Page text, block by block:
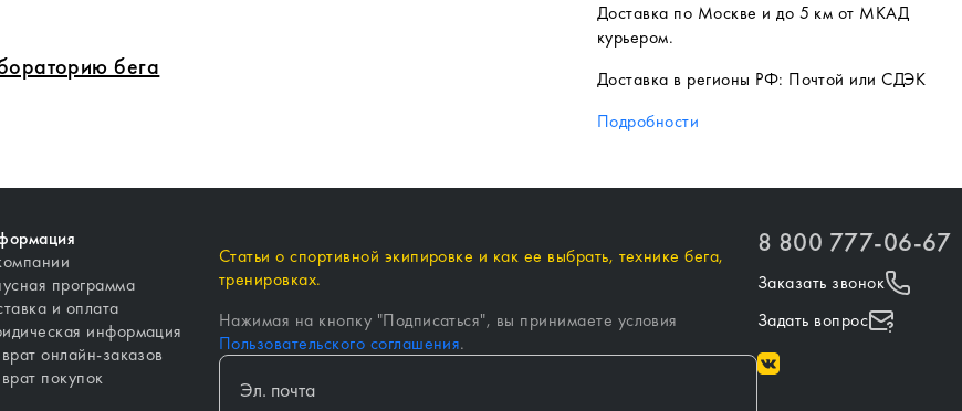
бега
Доставка по Москве и до 5 км от МКАД
курьером.
Доставка в регионы РФ: Почтой или СДЭК
Подробности
программа
и оплата
информация
онлайн-заказов
покупок
Статьи о спортивной экипировке и как ее выбрать, технике бега,
тренировках.
Нажимая на кнопку "Подписаться", вы принимаете условия
Пользовательского соглашения.
8 800 777-06-67
Заказать звонок
Задать вопрос